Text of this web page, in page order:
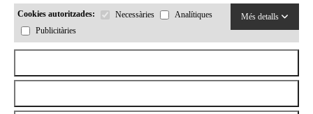
Cookies autoritzades: Necessàries
Analítiques
Publicitàries
Més detalls